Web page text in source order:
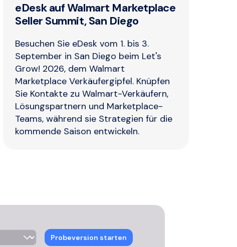
eDesk auf Walmart Marketplace
Seller Summit, San Diego
Besuchen Sie eDesk vom 1. bis 3.
September in San Diego beim Let's
Grow! 2026, dem Walmart
Marketplace Verkäufergipfel. Knüpfen
Sie Kontakte zu Walmart-Verkäufern,
Lösungspartnern und Marketplace-
Teams, während sie Strategien für die
kommende Saison entwickeln.
Probeversion starten